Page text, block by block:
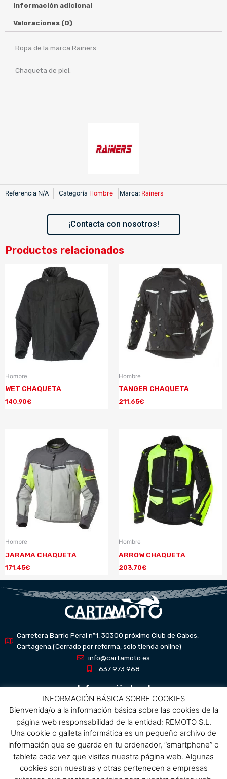
Información adicional
Valoraciones (0)
Ropa de la marca Rainers.
Chaqueta de piel.
Referencia N/A Categoría Hombre Marca: Rainers
¡Contacta con nosotros!
Productos relacionados
Hombre
WET CHAQUETA
140,90€
Hombre
TANGER CHAQUETA
211,65€
Hombre
JARAMA CHAQUETA
171,45€
Hombre
ARROW CHAQUETA
203,70€
Carretera Barrio Peral nº1, 30300 próximo Club de Cabos,
Cartagena.(Cerrado por reforma, solo tienda online)
info@cartamoto.es
637 973 968
Información legal
Aviso Legal
Política de privacidad
Política de protección de datos
Política de cookies
Condiciones de compra
INFORMACIÓN BÁSICA SOBRE COOKIES
Bienvenida/o a la información básica sobre las cookies de la
página web responsabilidad de la entidad: REMOTO S.L.
Una cookie o galleta informática es un pequeño archivo de
información que se guarda en tu ordenador, “smartphone” o
tableta cada vez que visitas nuestra página web. Algunas
cookies son nuestras y otras pertenecen a empresas